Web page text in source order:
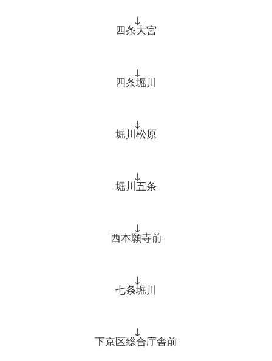
↓
四条大宮
↓
四条堀川
↓
堀川松原
↓
堀川五条
↓
西本願寺前
↓
七条堀川
↓
下京区総合庁舎前